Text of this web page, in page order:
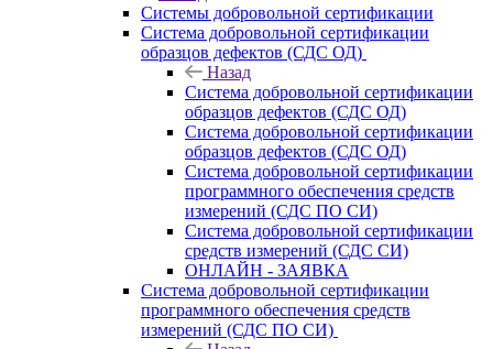
Системы добровольной сертификации
Система добровольной сертификации
образцов дефектов (СДС ОД)
Назад
Система добровольной сертификации
образцов дефектов (СДС ОД)
Система добровольной сертификации
образцов дефектов (СДС ОД)
Система добровольной сертификации
программного обеспечения средств
измерений (СДС ПО СИ)
Система добровольной сертификации
средств измерений (СДС СИ)
ОНЛАЙН - ЗАЯВКА
Система добровольной сертификации
программного обеспечения средств
измерений (СДС ПО СИ)